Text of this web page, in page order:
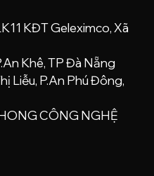
KĐT Geleximco, Xã
Khê, TP Đà Nẵng
Liễu, P.An Phú Đông,
CÔNG NGHỆ